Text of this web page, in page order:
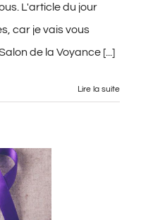
L'article du jour
car je vais vous
de la Voyance [...]
Lire la suite